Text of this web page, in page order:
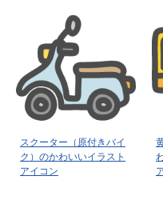
スクーター（原付きバイ
ク）のかわいいイラスト
アイコン